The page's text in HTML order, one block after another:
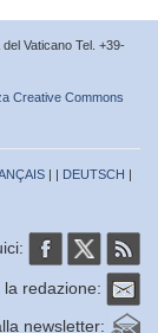
Vaticano Tel. +39-
Creative Commons
| | DEUTSCH |
la redazione:
newsletter: